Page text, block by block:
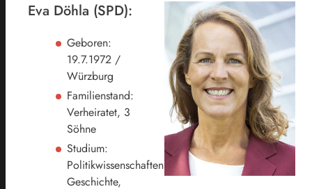
Eva Döhla (SPD):
Geboren:
19.7.1972 /
Würzburg
Familienstand:
Verheiratet, 3
Söhne
Studium:
Politikwissenschaften,
Geschichte,